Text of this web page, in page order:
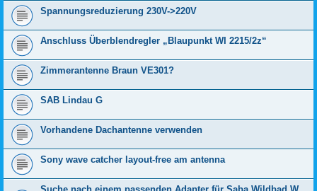
Spannungsreduzierung 230V->220V
Anschluss Überblendregler „Blaupunkt WI 2215/2z“
Zimmerantenne Braun VE301?
SAB Lindau G
Vorhandene Dachantenne verwenden
Sony wave catcher layout-free am antenna